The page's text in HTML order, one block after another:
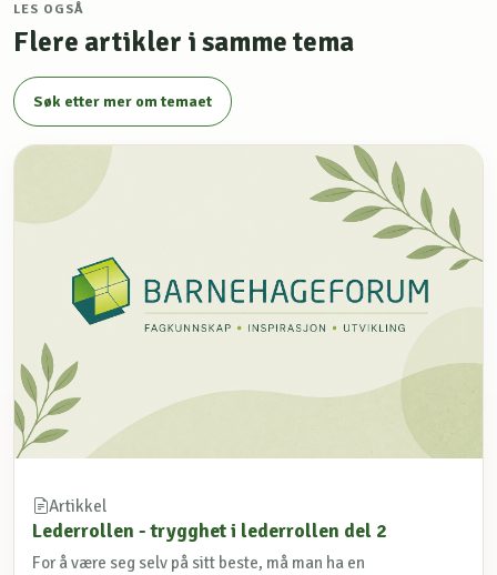
LES OGSÅ
Flere artikler i samme tema
Søk etter mer om temaet
Artikkel
Lederrollen - trygghet i lederrollen del 2
For å være seg selv på sitt beste, må man ha en